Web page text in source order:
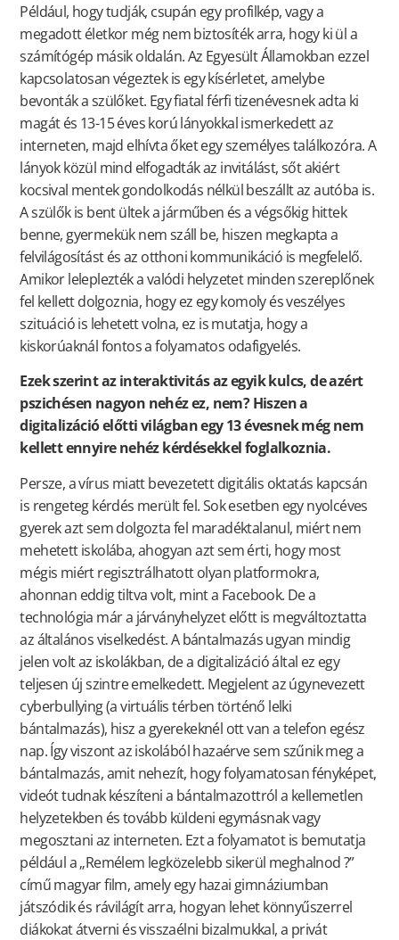
Például, hogy tudják, csupán egy profilkép, vagy a
megadott életkor még nem biztosíték arra, hogy ki ül a
számítógép másik oldalán. Az Egyesült Államokban ezzel
kapcsolatosan végeztek is egy kísérletet, amelybe
bevonták a szülőket. Egy fiatal férfi tizenévesnek adta ki
magát és 13-15 éves korú lányokkal ismerkedett az
interneten, majd elhívta őket egy személyes találkozóra. A
lányok közül mind elfogadták az invitálást, sőt akiért
kocsival mentek gondolkodás nélkül beszállt az autóba is.
A szülők is bent ültek a járműben és a végsőkig hittek
benne, gyermekük nem száll be, hiszen megkapta a
felvilágosítást és az otthoni kommunikáció is megfelelő.
Amikor leleplezték a valódi helyzetet minden szereplőnek
fel kellett dolgoznia, hogy ez egy komoly és veszélyes
szituáció is lehetett volna, ez is mutatja, hogy a
kiskorúaknál fontos a folyamatos odafigyelés.
Ezek szerint az interaktivitás az egyik kulcs, de azért
pszichésen nagyon nehéz ez, nem? Hiszen a
digitalizáció előtti világban egy 13 évesnek még nem
kellett ennyire nehéz kérdésekkel foglalkoznia.
Persze, a vírus miatt bevezetett digitális oktatás kapcsán
is rengeteg kérdés merült fel. Sok esetben egy nyolcéves
gyerek azt sem dolgozta fel maradéktalanul, miért nem
mehetett iskolába, ahogyan azt sem érti, hogy most
mégis miért regisztrálhatott olyan platformokra,
ahonnan eddig tiltva volt, mint a Facebook. De a
technológia már a járványhelyzet előtt is megváltoztatta
az általános viselkedést. A bántalmazás ugyan mindig
jelen volt az iskolákban, de a digitalizáció által ez egy
teljesen új szintre emelkedett. Megjelent az úgynevezett
cyberbullying (a virtuális térben történő lelki
bántalmazás), hisz a gyerekeknél ott van a telefon egész
nap. Így viszont az iskolából hazaérve sem szűnik meg a
bántalmazás, amit nehezít, hogy folyamatosan fényképet,
videót tudnak készíteni a bántalmazottról a kellemetlen
helyzetekben és tovább küldeni egymásnak vagy
megosztani az interneten. Ezt a folyamatot is bemutatja
például a „Remélem legközelebb sikerül meghalnod ?”
című magyar film, amely egy hazai gimnáziumban
játszódik és rávilágít arra, hogyan lehet könnyűszerrel
diákokat átverni és visszaélni bizalmukkal, a privát